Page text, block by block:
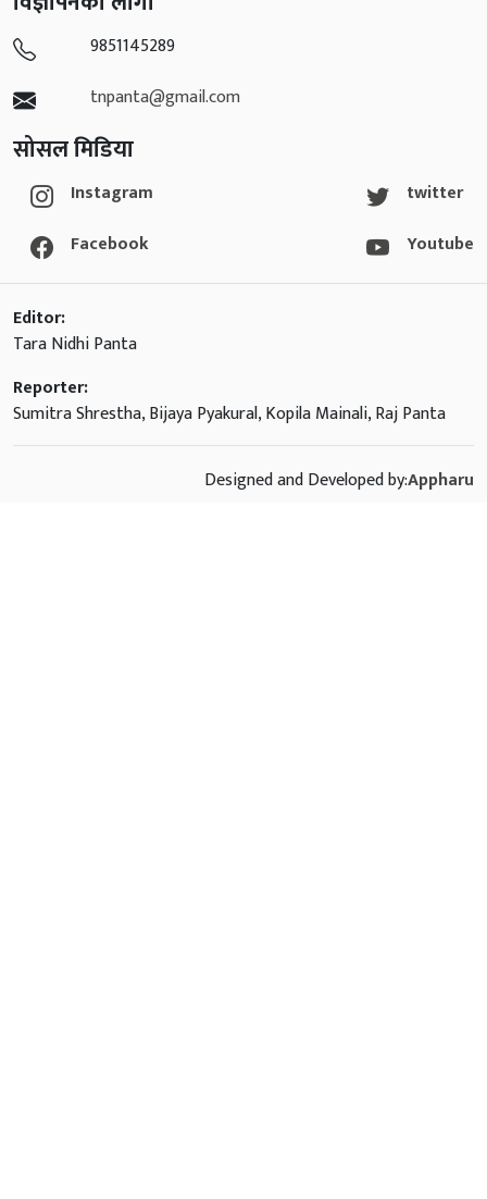
9851145289
tnpanta@gmail.com
सोसल मिडिया
Instagram
Facebook
twitter
Youtube
Editor:
Tara Nidhi Panta
Reporter:
Sumitra Shrestha, Bijaya Pyakural, Kopila Mainali, Raj Panta
Designed and Developed by:Appharu